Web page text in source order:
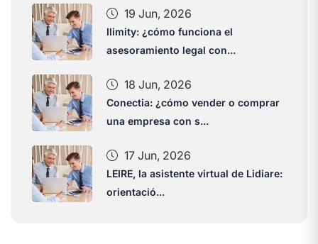
19 Jun, 2026
Ilimity: ¿cómo funciona el
asesoramiento legal con...
18 Jun, 2026
Conectia: ¿cómo vender o comprar
una empresa con s...
17 Jun, 2026
LEIRE, la asistente virtual de Lidiare:
orientació...